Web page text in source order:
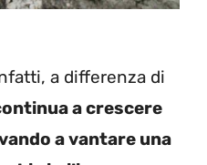
a differenza di
a crescere
a vantare una